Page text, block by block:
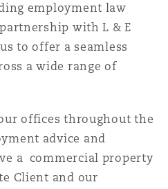
employment law
with L & E
to offer a seamless
a wide range of
offices throughout the
advice and
a commercial property
Client and our